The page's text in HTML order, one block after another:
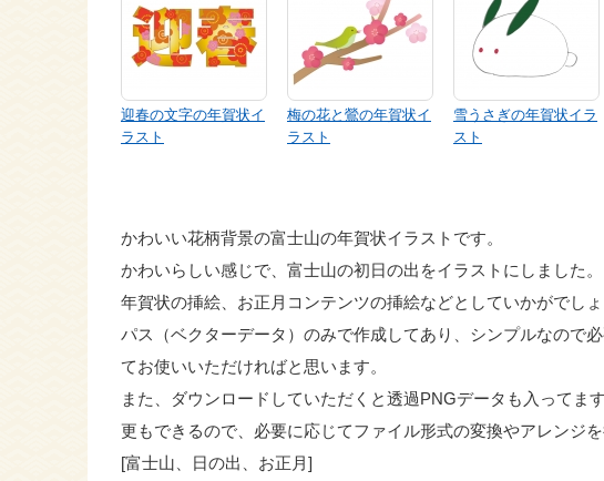
迎春の文字の年賀状イ
ラスト
梅の花と鶯の年賀状イ
ラスト
雪うさぎの年賀状イラ
スト
かわいい花柄背景の富士山の年賀状イラストです。
かわいらしい感じで、富士山の初日の出をイラストにしました。
年賀状の挿絵、お正月コンテンツの挿絵などとしていかがでしょ
パス（ベクターデータ）のみで作成してあり、シンプルなので
てお使いいただければと思います。
また、ダウンロードしていただくと透過PNGデータも入ってま
更もできるので、必要に応じてファイル形式の変換やアレンジ
[富士山、日の出、お正月]